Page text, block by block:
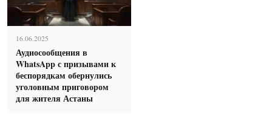
16.06.2025
Аудиосообщения в
WhatsApp с призывами к
беспорядкам обернулись
уголовным приговором
для жителя Астаны